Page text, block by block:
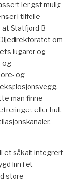
lengst mulig
i tilfelle
at Statfjord B-
om
lugarer og
og
og
man finne
eller hull,
et såkalt integrert
inn i et
store